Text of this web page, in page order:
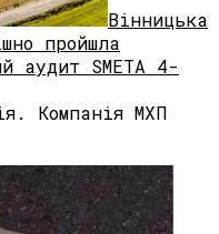
Вінницька
пройшла
аудит SMETA 4-
Компанія МХП